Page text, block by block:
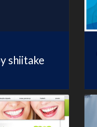
shiitake